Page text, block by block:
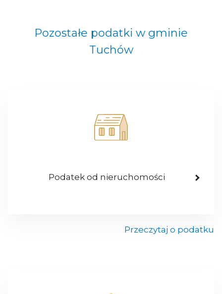
Pozostałe podatki w gminie
Tuchów
Podatek od nieruchomości
Przeczytaj o podatku